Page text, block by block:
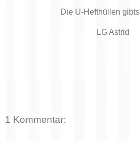
Die U-Hefthüllen gibts
LG Astrid
1 Kommentar: